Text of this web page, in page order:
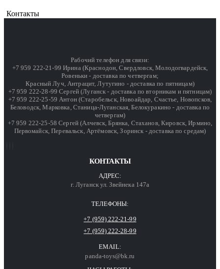
Контакты
Рабочий телефон для связи:
+7 959 222-21-99 Ирина (Краснодон, Свердловск, Молодогвардейск,
Ровеньки - доставка по четвергам;
Красный Луч, Антрацит, Лутугино - доставка по пятницам)
+7 959 222-28-99 Сергей (Луганск - доставка по вторникам и пятницам)
+7 959 222-25-59 Антон (Старобельск, Новоайдар, Счастье, Новопсков,
Беловодск, Марковка, Станица-Луганская, Белокуракино - доставка по
четвергам)
+7 959 222-25-58 Сергей (Алчевск, Брянка, Стаханов, Кировск, Ирмино,
Первомайск, Перевальск, Артёмовск, Зоринск - доставка по средам)
КОНТАКТЫ
АДРЕС:
г. Луганск ул. Звейнека 147а
ТЕЛЕФОНЫ:
+7 (959) 222-21-99
+7 (959) 222-28-99
EMAIL:
panda-toys@bk.ru